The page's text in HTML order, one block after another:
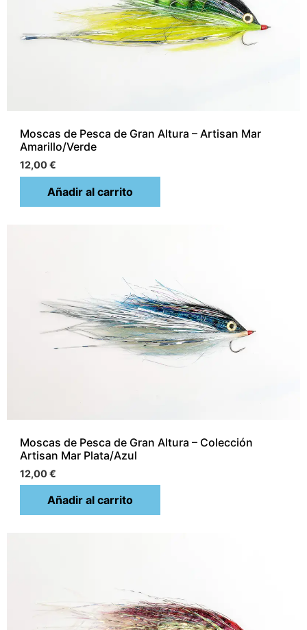
Moscas de Pesca de Gran Altura – Artisan Mar
Amarillo/Verde
12,00€
Añadir al carrito
Moscas de Pesca de Gran Altura – Colección
Artisan Mar Plata/Azul
12,00€
Añadir al carrito